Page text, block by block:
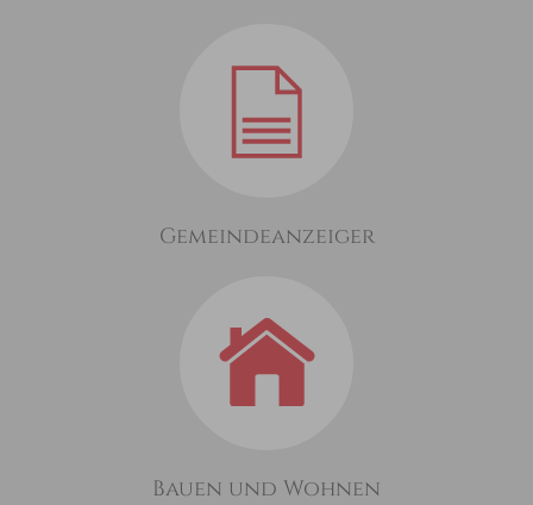
Gemeindeanzeiger
Bauen und Wohnen